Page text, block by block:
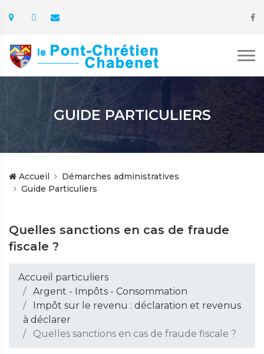
GUIDE PARTICULIERS
Accueil
Démarches administratives
Guide Particuliers
Quelles sanctions en cas de fraude
fiscale ?
Accueil particuliers
Argent - Impôts - Consommation
Impôt sur le revenu : déclaration et revenus
à déclarer
Quelles sanctions en cas de fraude fiscale ?